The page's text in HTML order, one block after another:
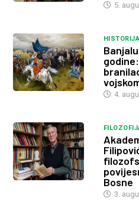
5.
HISTORIJA
4.
Bosne
3.